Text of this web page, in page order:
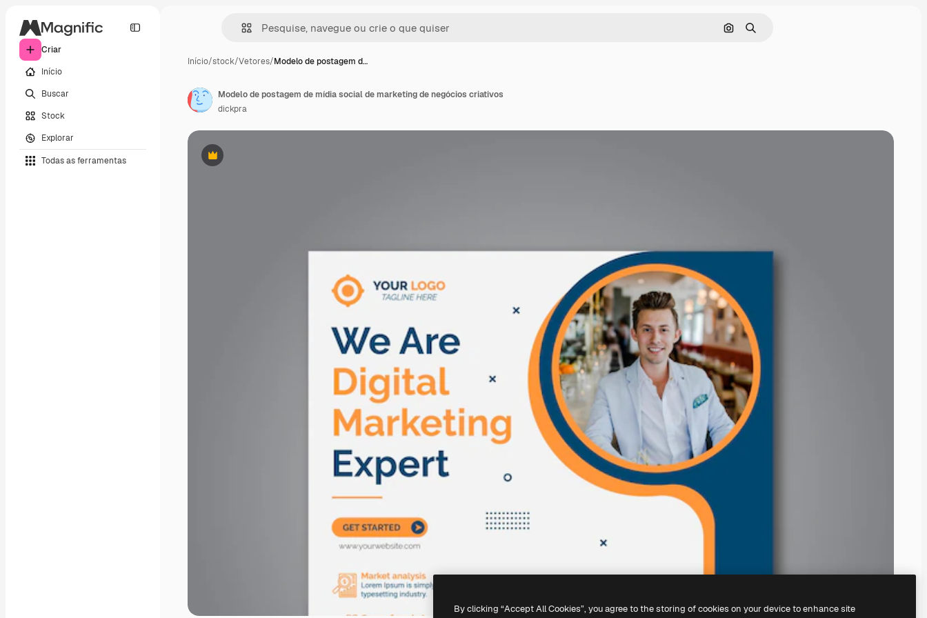
Criar
Início
Buscar
Stock
Explorar
Todas as ferramentas
Pesquisar por imagem
Buscar
Início/stock/Vetores/Modelo de postagem d…
Premium
Modelo de postagem de mídia social de marketing de negócios criativos
dickpra
By clicking “Accept All Cookies”, you agree to the storing of cookies on your device to enhance site